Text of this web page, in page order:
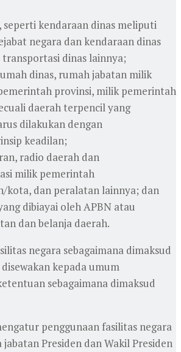
seperti kendaraan dinas meliputi
negara dan kendaraan dinas
dinas lainnya;
dinas, rumah jabatan milik
provinsi, milik pemerintah
daerah terpencil yang
dilakukan dengan
keadilan;
radio daerah dan
milik pemerintah
kota, dan peralatan lainnya; dan
dibiayai oleh APBN atau
dan belanja daerah.
negara sebagaimana dimaksud
kepada umum
sebagaimana dimaksud
penggunaan fasilitas negara
Presiden dan Wakil Presiden